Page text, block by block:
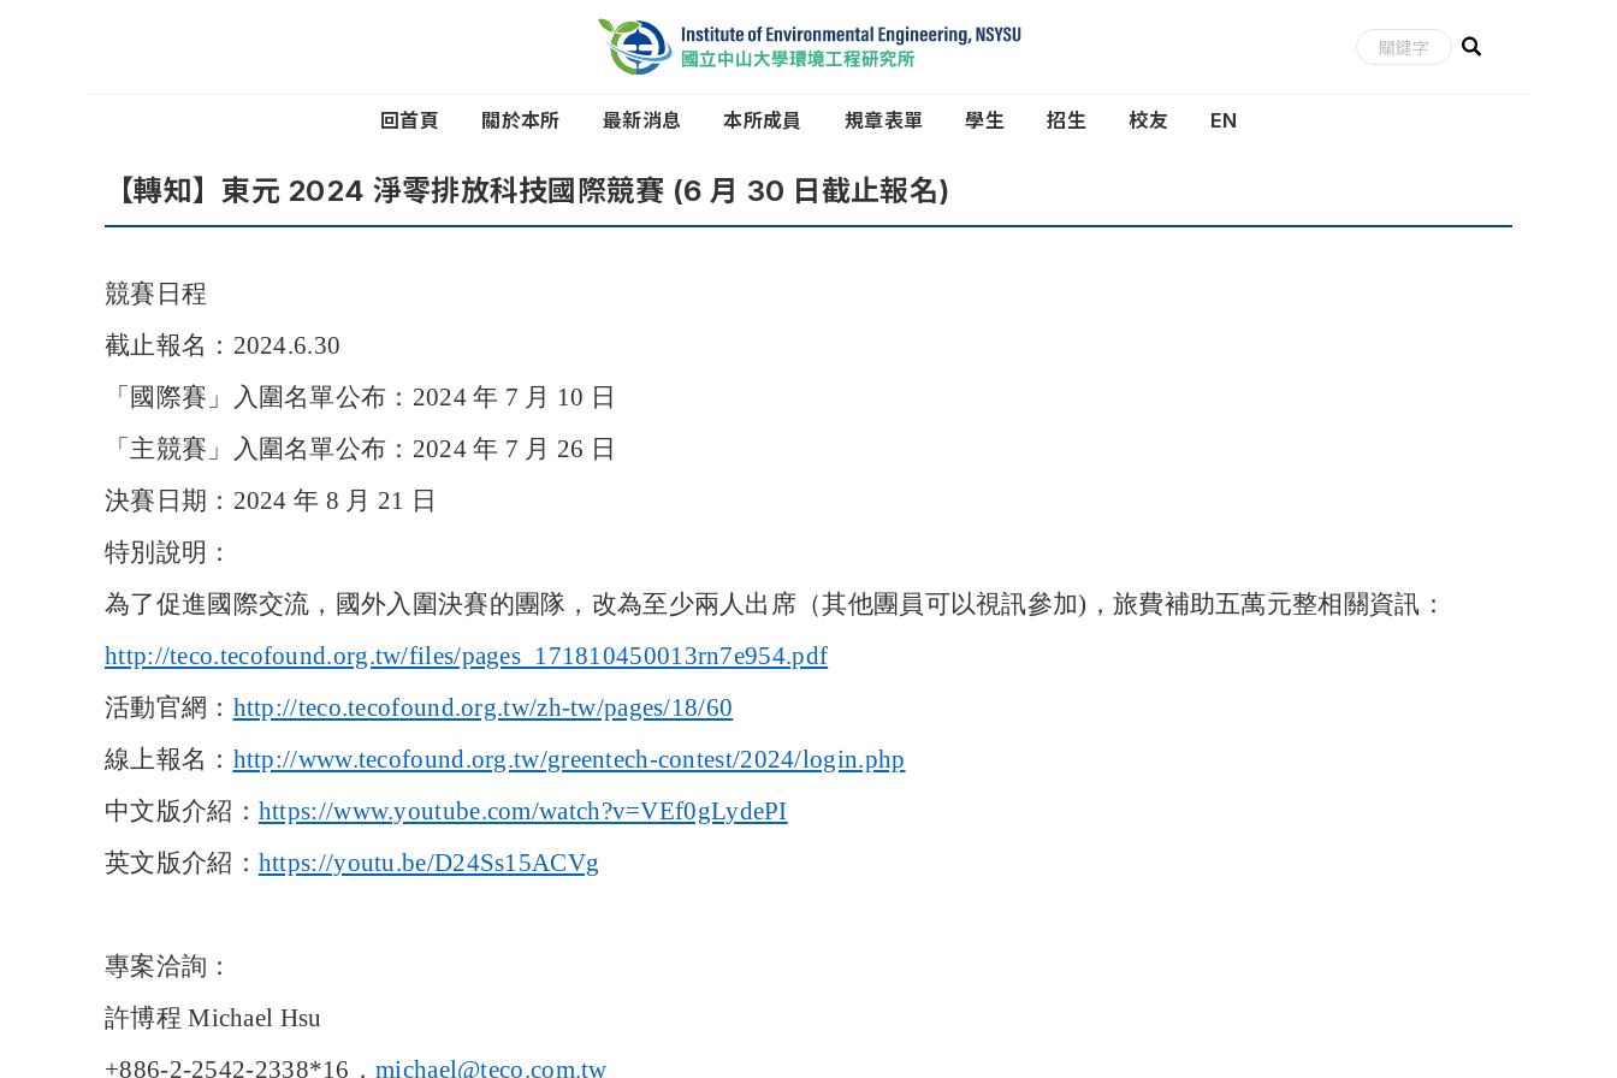
回首頁 關於本所 最新消息 本所成員 規章表單 學生 招生 校友 EN
【轉知】東元 2024 淨零排放科技國際競賽 (6 月 30 日截止報名)
競賽日程
截止報名：2024.6.30
「國際賽」入圍名單公布：2024 年 7 月 10 日
「主競賽」入圍名單公布：2024 年 7 月 26 日
決賽日期：2024 年 8 月 21 日
特別說明：
為了促進國際交流，國外入圍決賽的團隊，改為至少兩人出席（其他團員可以視訊參加)，旅費補助五萬元整相關資訊：
http://teco.tecofound.org.tw/files/pages_171810450013rn7e954.pdf
活動官網： http://teco.tecofound.org.tw/zh-tw/pages/18/60
線上報名： http://www.tecofound.org.tw/greentech-contest/2024/login.php
中文版介紹： https://www.youtube.com/watch?v=VEf0gLydePI
英文版介紹： https://youtu.be/D24Ss15ACVg
專案洽詢：
許博程 Michael Hsu
+886-2-2542-2338*16 ，michael@teco.com.tw